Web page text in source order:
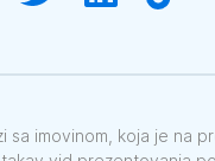
sa imovinom, koja je na